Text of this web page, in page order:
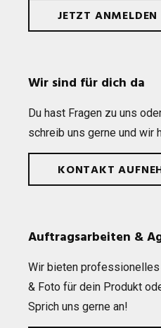
JETZT ANMELDEN
Wir sind für dich da
Du hast Fra­gen zu uns
schreib uns gerne und wir
KONTAKT
Auftragsarbeiten &
Wir bie­ten
& Foto für dein Pro­dukt
Sprich uns gerne an!